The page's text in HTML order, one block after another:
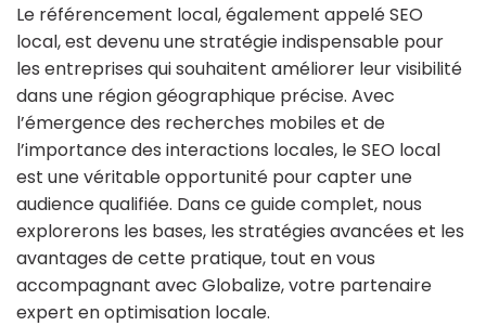
Le référencement local, également appelé SEO
local, est devenu une stratégie indispensable pour
les entreprises qui souhaitent améliorer leur visibilité
dans une région géographique précise. Avec
l’émergence des recherches mobiles et de
l’importance des interactions locales, le SEO local
est une véritable opportunité pour capter une
audience qualifiée. Dans ce guide complet, nous
explorerons les bases, les stratégies avancées et les
avantages de cette pratique, tout en vous
accompagnant avec Globalize, votre partenaire
expert en optimisation locale.